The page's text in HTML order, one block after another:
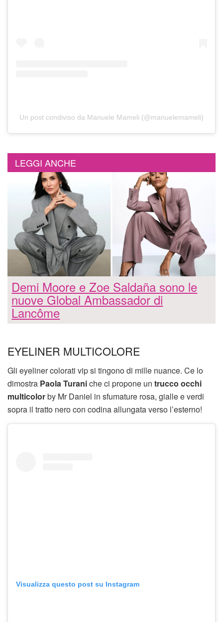
Un post condiviso da Manuele Mameli (@manuelemameli)
LEGGI ANCHE
Demi Moore e Zoe Saldaña sono le
nuove Global Ambassador di
Lancôme
EYELINER MULTICOLORE
Gli eyeliner colorati vip si tingono di mille nuance. Ce lo
dimostra Paola Turaniche ci propone un trucco occhi
multicolorby Mr Daniel in sfumature rosa, gialle e verdi
sopra il tratto nero con codina allungata verso l’esterno!
Visualizza questo post su Instagram